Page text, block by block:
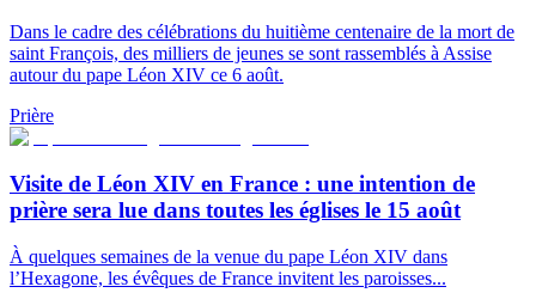
Dans le cadre des célébrations du huitième centenaire de la mort de
saint François, des milliers de jeunes se sont rassemblés à Assise
autour du pape Léon XIV ce 6 août.
Prière
Visite de Léon XIV en France : une intention de
prière sera lue dans toutes les églises le 15 août
À quelques semaines de la venue du pape Léon XIV dans
l’Hexagone, les évêques de France invitent les paroisses...